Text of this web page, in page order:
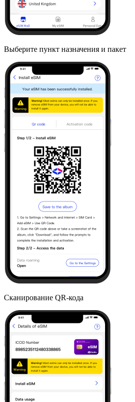
Выберите пункт назначения и пакет
Сканирование QR-кода